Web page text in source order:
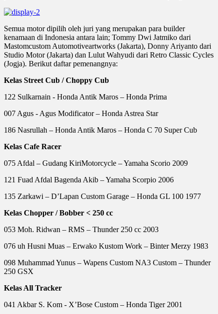
Semua motor dipilih oleh juri yang merupakan para builder
kenamaan di Indonesia antara lain; Tommy Dwi Jatmiko dari
Mastomcustom Automotiveartworks (Jakarta), Donny Ariyanto dari
Studio Motor (Jakarta) dan Lulut Wahyudi dari Retro Classic Cycles
(Jogja). Berikut daftar pemenangnya:
Kelas Street Cub / Choppy Cub
122 Sulkarnain - Honda Antik Maros – Honda Prima
007 Agus - Agus Modificator – Honda Astrea Star
186 Nasrullah – Honda Antik Maros – Honda C 70 Super Cub
Kelas Cafe Racer
075 Afdal – Gudang KiriMotorcycle – Yamaha Scorio 2009
121 Fuad Afdal Bagenda Akib – Yamaha Scorpio 2006
135 Zarkawi – D’Lapan Custom Garage – Honda GL 100 1977
Kelas Chopper / Bobber < 250 cc
053 Moh. Ridwan – RMS – Thunder 250 cc 2003
076 uh Husni Muas – Erwako Kustom Work – Binter Merzy 1983
098 Muhammad Yunus – Wapens Custom NA3 Custom – Thunder
250 GSX
Kelas All Tracker
041 Akbar S. Kom - X’Bose Custom – Honda Tiger 2001